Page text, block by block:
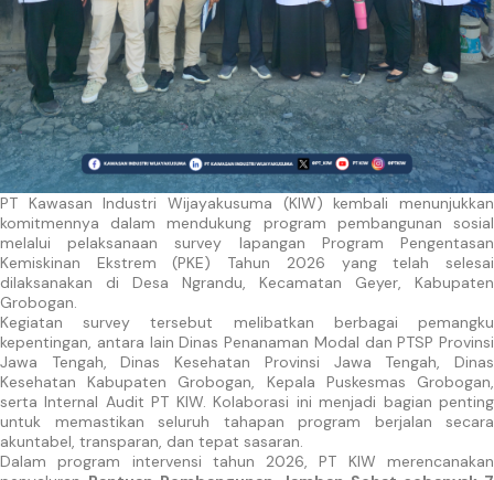
PT Kawasan Industri Wijayakusuma (KIW) kembali menunjukkan
komitmennya dalam mendukung program pembangunan sosial
melalui pelaksanaan survey lapangan Program Pengentasan
Kemiskinan Ekstrem (PKE) Tahun 2026 yang telah selesai
dilaksanakan di Desa Ngrandu, Kecamatan Geyer, Kabupaten
Grobogan.
Kegiatan survey tersebut melibatkan berbagai pemangku
kepentingan, antara lain Dinas Penanaman Modal dan PTSP Provinsi
Jawa Tengah, Dinas Kesehatan Provinsi Jawa Tengah, Dinas
Kesehatan Kabupaten Grobogan, Kepala Puskesmas Grobogan,
serta Internal Audit PT KIW. Kolaborasi ini menjadi bagian penting
untuk memastikan seluruh tahapan program berjalan secara
akuntabel, transparan, dan tepat sasaran.
Dalam program intervensi tahun 2026, PT KIW merencanakan